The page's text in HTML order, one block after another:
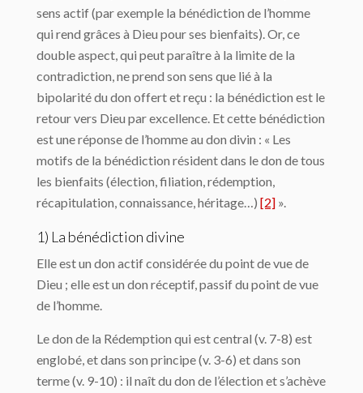
sens actif (par exemple la bénédiction de l’homme
qui rend grâces à Dieu pour ses bienfaits). Or, ce
double aspect, qui peut paraître à la limite de la
contradiction, ne prend son sens que lié à la
bipolarité du don offert et reçu : la bénédiction est le
retour vers Dieu par excellence. Et cette bénédiction
est une réponse de l’homme au don divin : « Les
motifs de la bénédiction résident dans le don de tous
les bienfaits (élection, filiation, rédemption,
récapitulation, connaissance, héritage…) [2] ».
1) La bénédiction divine
Elle est un don actif considérée du point de vue de
Dieu ; elle est un don réceptif, passif du point de vue
de l’homme.
Le don de la Rédemption qui est central (v. 7-8) est
englobé, et dans son principe (v. 3-6) et dans son
terme (v. 9-10) : il naît du don de l’élection et s’achève